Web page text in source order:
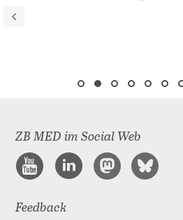
ZB MED im Social Web
Feedback